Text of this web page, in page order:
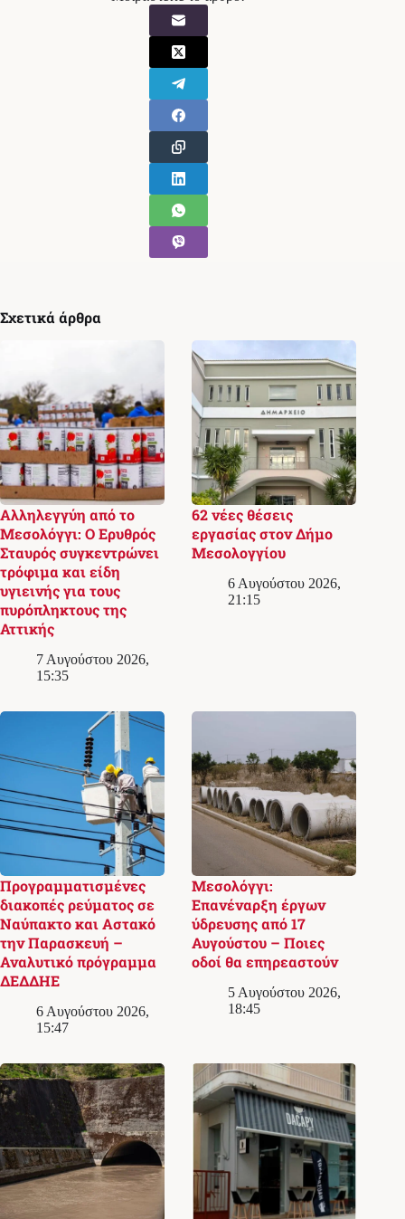
Σχετικά άρθρα
Αλληλεγγύη από το
Μεσολόγγι: Ο Ερυθρός
Σταυρός συγκεντρώνει
τρόφιμα και είδη
υγιεινής για τους
πυρόπληκτους της
Αττικής
7 Αυγούστου 2026,
15:35
62 νέες θέσεις
εργασίας στον Δήμο
Μεσολογγίου
6 Αυγούστου 2026,
21:15
Προγραμματισμένες
διακοπές ρεύματος σε
Ναύπακτο και Αστακό
την Παρασκευή –
Αναλυτικό πρόγραμμα
ΔΕΔΔΗΕ
6 Αυγούστου 2026,
15:47
Μεσολόγγι:
Επανέναρξη έργων
ύδρευσης από 17
Αυγούστου – Ποιες
οδοί θα επηρεαστούν
5 Αυγούστου 2026,
18:45